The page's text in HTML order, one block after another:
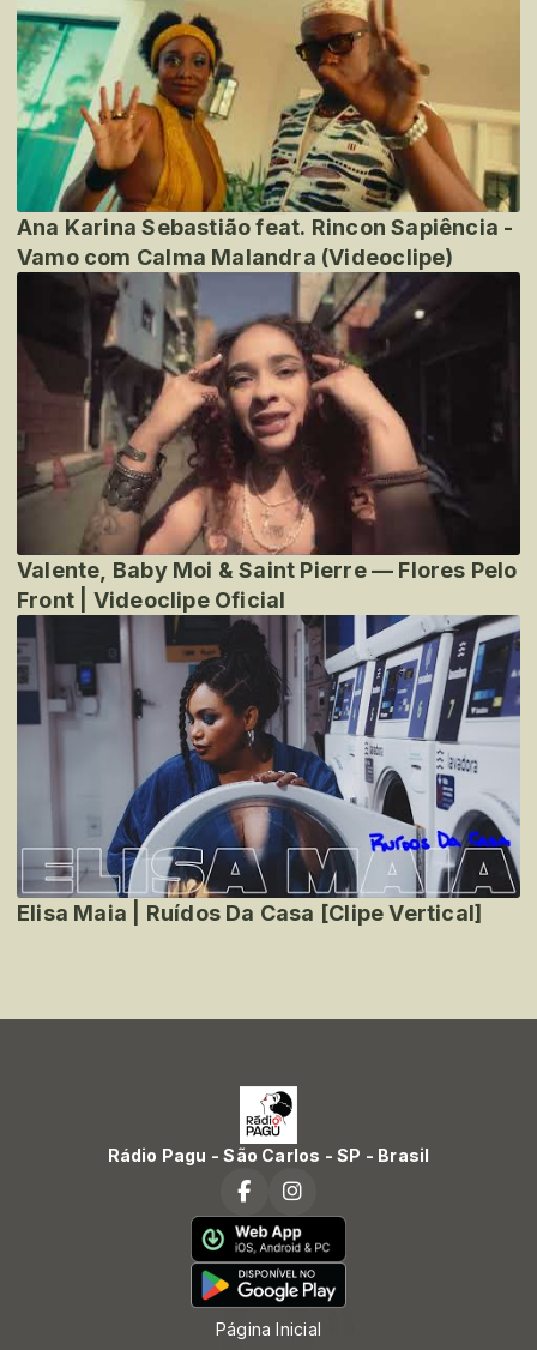
Ana Karina Sebastião feat. Rincon Sapiência -
Vamo com Calma Malandra (Videoclipe)
Valente, Baby Moi & Saint Pierre — Flores Pelo
Front | Videoclipe Oficial
Elisa Maia | Ruídos Da Casa [Clipe Vertical]
Rádio Pagu - São Carlos - SP - Brasil
Página Inicial